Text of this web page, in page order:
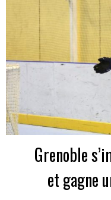
Grenoble
et gagne